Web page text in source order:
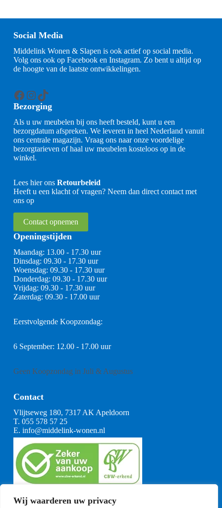
Wij waarderen uw privacy
Social Media
Middelink Wonen & Slapen is ook actief op social media.
Volg ons ook op Facebook en Instagram. Zo bent u altijd op
de hoogte van de laatste ontwikkelingen.
Facebook
Instagram
TikTok
Bezorging
Als u uw meubelen bij ons heeft besteld, kunt u een
bezorgdatum afspreken. We leveren in heel Nederland vanuit
ons centrale magazijn. Vraag ons naar onze voordelige
bezorgtarieven of haal uw meubelen kosteloos op in de
winkel.
Lees hier ons Retourbeleid
Heeft u een klacht of vragen? Neem dan direct contact met
ons op
Contact opnemen
Openingstijden
Maandag: 13.00 - 17.30 uur
Dinsdag: 09.30 - 17.30 uur
Woensdag: 09.30 - 17.30 uur
Donderdag: 09.30 - 17.30 uur
Vrijdag: 09.30 - 17.30 uur
Zaterdag: 09.30 - 17.00 uur
Eerstvolgende Koopzondag:
6 September: 12.00 - 17.00 uur
Geen Koopzondag in Juli & Augustus
Contact
Vlijtseweg 180, 7317 AK Apeldoorn
T. 055 578 57 25
E. info@middelink-wonen.nl
KvK: 08164360